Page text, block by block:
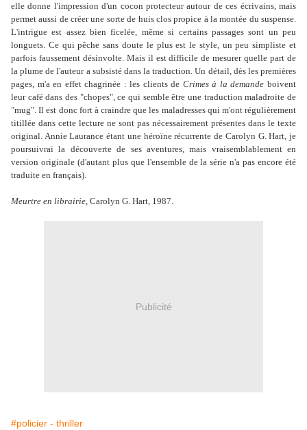
elle donne l'impression d'un cocon protecteur autour de ces écrivains, mais
permet aussi de créer une sorte de huis clos propice à la montée du suspense.
L'intrigue est assez bien ficelée, même si certains passages sont un peu
longuets. Ce qui pêche sans doute le plus est le style, un peu simpliste et
parfois faussement désinvolte. Mais il est difficile de mesurer quelle part de
la plume de l'auteur a subsisté dans la traduction. Un détail, dès les premières
pages, m'a en effet chagrinée : les clients de Crimes à la demande boivent
leur café dans des "chopes", ce qui semble être une traduction maladroite de
"mug". Il est donc fort à craindre que les maladresses qui m'ont régulièrement
titillée dans cette lecture ne sont pas nécessairement présentes dans le texte
original. Annie Laurance étant une héroïne récurrente de Carolyn G. Hart, je
poursuivrai la découverte de ses aventures, mais vraisemblablement en
version originale (d'autant plus que l'ensemble de la série n'a pas encore été
traduite en français).
Meurtre en librairie, Carolyn G. Hart, 1987.
Publicité
#policier - thriller